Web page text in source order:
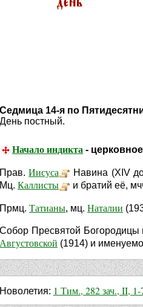
Седмица 14-я по
День постный.
Начало индикта -
Прав.Иисуса Навина (XIV
Мц. Каллисты и братий её,
Прмц. Татианы, мц. Наталии
Собор Пресвятой Богородицы
Августовской (1914) и
Новолетия: 1 Тим., 282 зач., II, 1-